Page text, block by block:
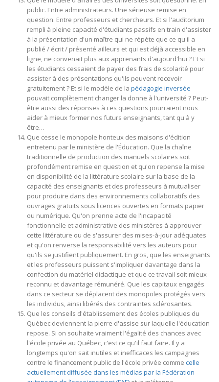
public. Entre administrateurs. Une sérieuse remise en
question. Entre professeurs et chercheurs. Et si l'auditorium
rempli à pleine capacité d'étudiants passifs en train d'assister
à la présentation d'un maître qui ne répète que ce qu'il a
publié / écrit / présenté ailleurs et qui est déjà accessible en
ligne, ne convenait plus aux apprenants d'aujourd'hui ? Et si
les étudiants cessaient de payer des frais de scolarité pour
assister à des présentations qu'ils peuvent recevoir
gratuitement ? Et si le modèle de la pédagogie inversée
pouvait complètement changer la donne à l'université ? Peut-
être aussi des réponses à ces questions pourraient nous
aider à mieux former nos futurs enseignants, tant qu'à y
être…
Que cesse le monopole honteux des maisons d'édition
entretenu par le ministère de l'Éducation. Que la chaîne
traditionnelle de production des manuels scolaires soit
profondément remise en question et qu'on repense la mise
en disponibilité de la littérature scolaire sur la base de la
capacité des enseignants et des professeurs à mutualiser
pour produire dans des environnements collaboratifs des
ouvrages gratuits sous licences ouvertes en formats papier
ou numérique. Qu'on prenne acte de l'incapacité
fonctionnelle et administrative des ministères à approuver
cette littérature ou de s'assurer des mises-à-jour adéquates
et qu'on renverse la responsabilité vers les auteurs pour
qu'ils se justifient publiquement. En gros, que les enseignants
et les professeurs puissent s'impliquer davantage dans la
confection du matériel didactique et que ce travail soit mieux
reconnu et davantage rémunéré. Que les capitaux engagés
dans ce secteur se déplacent des monopoles protégés vers
les individus, ainsi libérés des contraintes sclérosantes.
Que les conseils d'établissement des écoles publiques du
Québec deviennent la pierre d'assise sur laquelle l'éducation
repose. Si on souhaite vraiment l'égalité des chances avec
l'école privée au Québec, c'est ce qu'il faut faire. Il y a
longtemps qu'on sait inutiles et inefficaces les campagnes
contre le financement public de l'école privée comme celle
actuellement diffusée dans les médias par la Fédération